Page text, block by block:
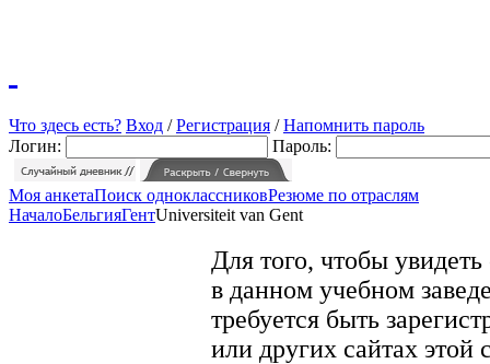
Что здесь есть? Вход /Регистрация /Напомнить пароль
Логин:
Пароль:
Моя анкетаПоиск одноклассниковРезюме по отраслям
НачалоБельгияГентUniversiteit van Gent
Для того, чтобы
в данном учебном
требуется быть
или других сайтах этой